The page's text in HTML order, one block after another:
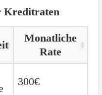
Kreditraten
Monatliche
Rate
300€